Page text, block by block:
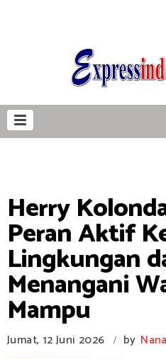
Herry
Peran Aktif
Lingkungan
Menangani
Mampu
Jumat, 12 Juni 2026 / by